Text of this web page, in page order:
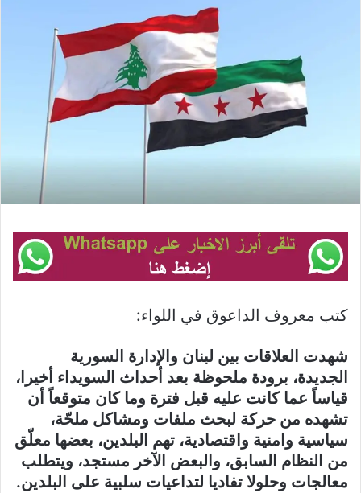
كتب معروف الداعوق في اللواء:
شهدت العلاقات بين لبنان والإدارة السورية
الجديدة، برودة ملحوظة بعد أحداث السويداء أخيرا،
قياساً عما كانت عليه قبل فترة وما كان متوقعاً أن
تشهده من حركة لبحث ملفات ومشاكل ملحّة،
سياسية وامنية واقتصادية، تهم البلدين، بعضها معلّق
من النظام السابق، والبعض الآخر مستجد، ويتطلب
معالجات وحلولا تفاديا لتداعيات سلبية على البلدين.